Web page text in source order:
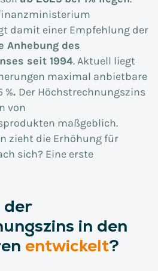
damit einer Empfehlung der
Anhebung des
seit 1994. Aktuell liegt
maximal anbietbare
%. Der Höchstrechnungszins
von
maßgeblich.
zieht die Erhöhung für
sich? Eine erste
der
in den
entwickelt?